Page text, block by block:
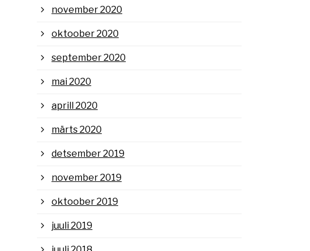
november 2020
oktoober 2020
september 2020
mai 2020
aprill 2020
märts 2020
detsember 2019
november 2019
oktoober 2019
juuli 2019